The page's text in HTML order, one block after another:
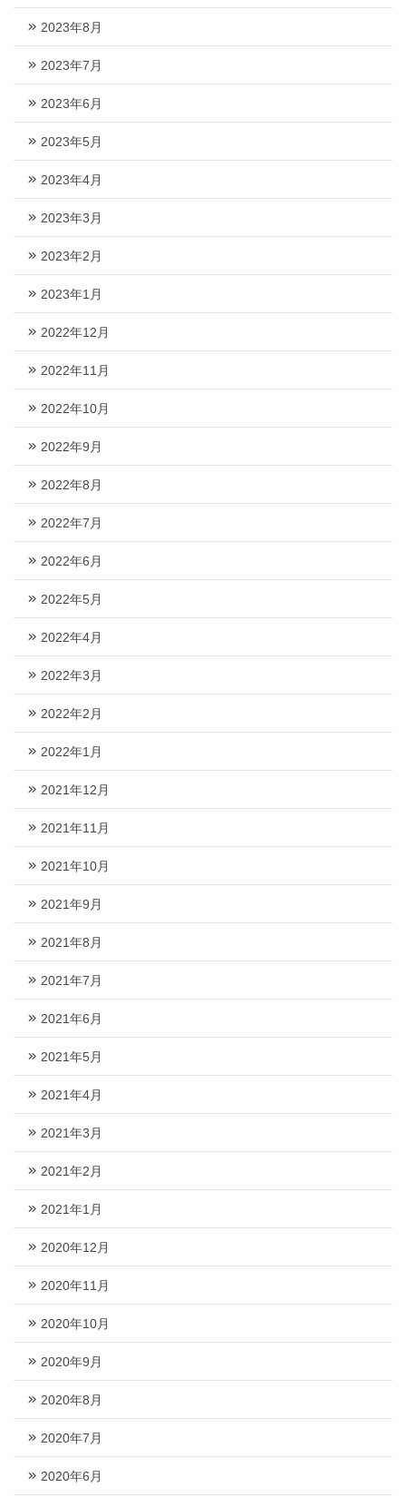
2023年8月
2023年7月
2023年6月
2023年5月
2023年4月
2023年3月
2023年2月
2023年1月
2022年12月
2022年11月
2022年10月
2022年9月
2022年8月
2022年7月
2022年6月
2022年5月
2022年4月
2022年3月
2022年2月
2022年1月
2021年12月
2021年11月
2021年10月
2021年9月
2021年8月
2021年7月
2021年6月
2021年5月
2021年4月
2021年3月
2021年2月
2021年1月
2020年12月
2020年11月
2020年10月
2020年9月
2020年8月
2020年7月
2020年6月